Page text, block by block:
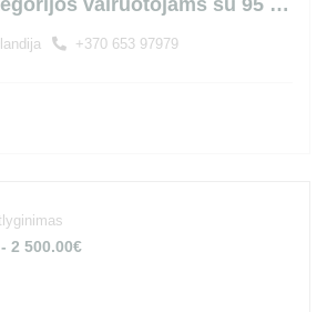
+370 653 97979
2 500.00€